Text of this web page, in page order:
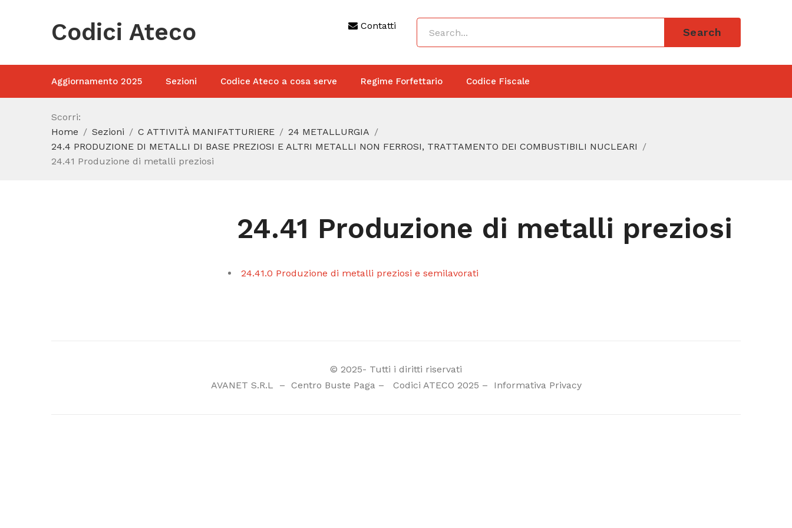
Codici Ateco Contatti
Search
Aggiornamento 2025 Sezioni Codice Ateco a cosa serve Regime Forfettario Codice Fiscale
Scorri:
Home
Sezioni C ATTIVITÀ MANIFATTURIERE
24 METALLURGIA
24.4 PRODUZIONE DI METALLI DI BASE PREZIOSI E ALTRI METALLI NON FERROSI, TRATTAMENTO DEI COMBUSTIBILI NUCLEARI
24.41 Produzione di metalli preziosi
24.41 Produzione di metalli preziosi
24.41.0 Produzione di metalli preziosi e semilavorati
© 2025- Tutti i diritti riservati
AVANET S.R.L
– Centro Buste Paga– Codici ATECO 2025 – Informativa Privacy